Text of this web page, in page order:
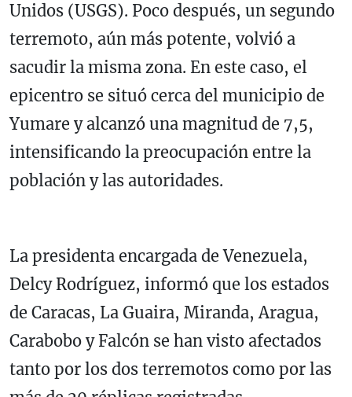
Unidos (USGS). Poco después, un segundo
terremoto, aún más potente, volvió a
sacudir la misma zona. En este caso, el
epicentro se situó cerca del municipio de
Yumare y alcanzó una magnitud de 7,5,
intensificando la preocupación entre la
población y las autoridades.
La presidenta encargada de Venezuela,
Delcy Rodríguez, informó que los estados
de Caracas, La Guaira, Miranda, Aragua,
Carabobo y Falcón se han visto afectados
tanto por los dos terremotos como por las